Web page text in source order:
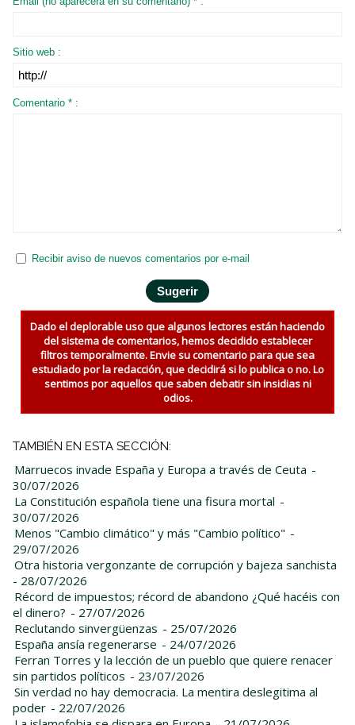
Sitio web :
Comentario * :
Recibir aviso de nuevos comentarios por e-mail
Dado el deplorable uso que algunos lectores están haciendo
del sistema de comentarios, hemos decidido establecer
filtros temporalmente. Envie su comentario para que sea
estudiado por la redacción, que decidirá si lo publica o no. Lo
sentimos por aquellos que saben debatir sin insidias ni
odios.
TAMBIÉN EN ESTA SECCIÓN:
Marruecos invade España y Europa a través de Ceuta -
30/07/2026
La Constitución española tiene una fisura mortal -
30/07/2026
Menos "Cambio climático" y más "Cambio político" -
29/07/2026
Otra historia vergonzante de corrupción y bajeza sanchista
- 28/07/2026
Récord de impuestos; récord de abandono ¿Qué hacéis con
el dinero? - 27/07/2026
Reclutando sinvergüenzas - 25/07/2026
España ansía regenerarse - 24/07/2026
Ferran Torres y la lección de un pueblo que quiere renacer
sin partidos políticos - 23/07/2026
Sin verdad no hay democracia. La mentira deslegitima al
poder - 22/07/2026